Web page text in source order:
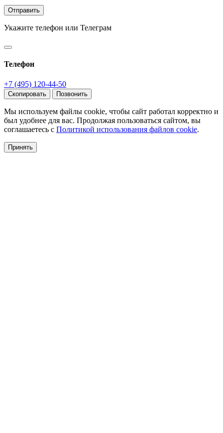
Отправить
Укажите телефон или Телеграм
Телефон
+7 (495) 120-44-50
Скопировать Позвонить
Мы используем файлы cookie, чтобы сайт работал корректно и
был удобнее для вас. Продолжая пользоваться сайтом, вы
соглашаетесь с Политикой использования файлов cookie.
Принять